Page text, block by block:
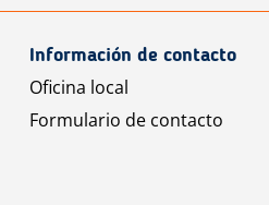
Información de contacto
Oficina local
Formulario de contacto